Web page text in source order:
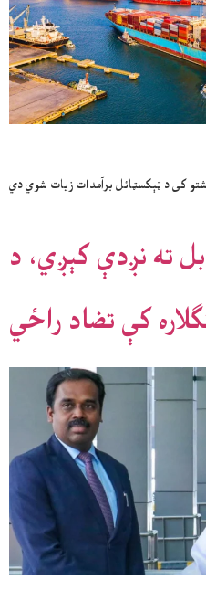
کی د ټېکسټائل برآمدات زیات شوي دي
ته نږدې کېږي، د
کې تضاد راځي